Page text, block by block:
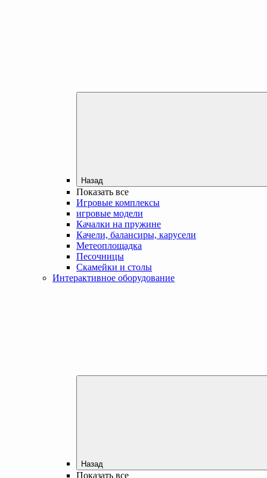
Назад
Показать все
Игровые комплексы
игровые модели
Качалки на пружине
Качели, балансиры, карусели
Метеоплощадка
Песочницы
Скамейки и столы
Интерактивное оборудование
Назад
Показать все